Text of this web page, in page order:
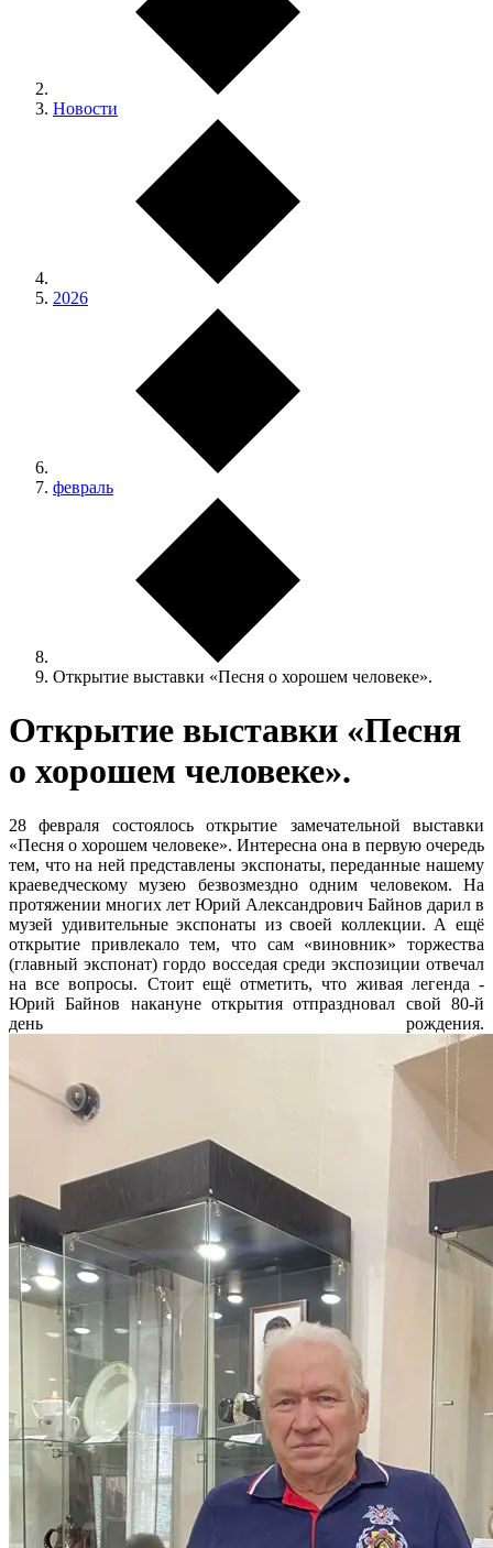
Новости
2026
февраль
Открытие выставки «Песня о хорошем человеке».
Открытие выставки «Песня
о хорошем человеке».
28 февраля состоялось открытие замечательной выставки
«Песня о хорошем человеке». Интересна она в первую очередь
тем, что на ней представлены экспонаты, переданные нашему
краеведческому музею безвозмездно одним человеком. На
протяжении многих лет Юрий Александрович Байнов дарил в
музей удивительные экспонаты из своей коллекции. А ещё
открытие привлекало тем, что сам «виновник» торжества
(главный экспонат) гордо восседая среди экспозиции отвечал
на все вопросы. Стоит ещё отметить, что живая легенда -
Юрий Байнов накануне открытия отпраздновал свой 80-й
день рождения.